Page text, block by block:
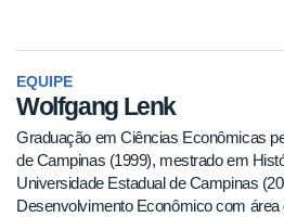
EQUIPE
Wolfgang Lenk
Graduação em Ciências Econômicas
de Campinas (1999), mestrado em
Universidade Estadual de Campinas
Desenvolvimento Econômico com